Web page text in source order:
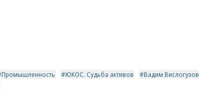
Промышленность ЮКОС. Судьба активов
Вадим Вислогузов